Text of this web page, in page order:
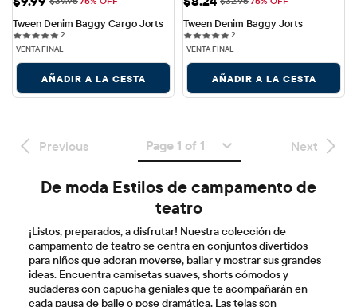
Tween Denim Baggy Cargo Jorts
22 reviews
VENTA FINAL
AÑADIR A LA CESTA
Tween Denim Baggy Jorts
22 reviews
VENTA FINAL
AÑADIR A LA CESTA
teatro
¡Listos, preparados, a disfrutar! Nuestra colección de
campamento de teatro se centra en conjuntos divertidos
para niños que adoran moverse, bailar y mostrar sus grandes
ideas. Encuentra camisetas suaves, shorts cómodos y
sudaderas con capucha geniales que te acompañarán en
cada pausa de baile o pose dramática. Las telas son
superligeras, súper cómodas y están diseñadas para esos